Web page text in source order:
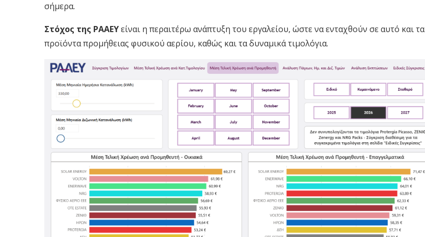
σήμερα.
Στόχος της ΡΑΑΕΥείναι η περαιτέρω ανάπτυξη του εργαλείου, ώστε να ενταχθούν σε αυτό και τα
προϊόντα προμήθειας φυσικού αερίου, καθώς και τα δυναμικά τιμολόγια.